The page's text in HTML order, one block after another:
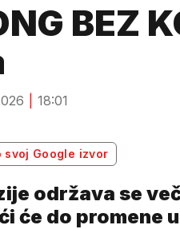
BEZ
18:01
svoj Google izvor
održava se
će do promene